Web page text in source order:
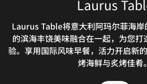
Laurus
Laurus Table将意大利阿玛尔菲海
的滨海丰饶美味融合在一起，为您
验。​享用国际风味早餐，活力开启新
烤海鲜与炙烤佳肴。
Pool Bar
The Pool Bar invites guests to
gardensetting poolside.
afternoons withhandcrafted
burgers, wood-firedfavourites,